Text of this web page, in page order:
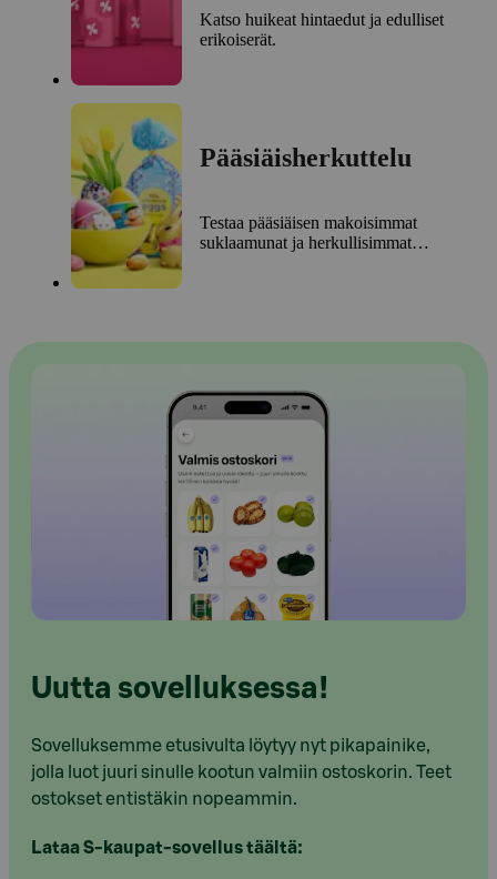
Katso huikeat hintaedut ja edulliset
erikoiserät.
Pääsiäisherkuttelu
Testaa pääsiäisen makoisimmat
suklaamunat ja herkullisimmat
Uutta sovelluksessa!
Sovelluksemme etusivulta löytyy nyt pikapainike,
jolla luot juuri sinulle kootun valmiin ostoskorin. Teet
ostokset entistäkin nopeammin.
Lataa S-kaupat-sovellus täältä: